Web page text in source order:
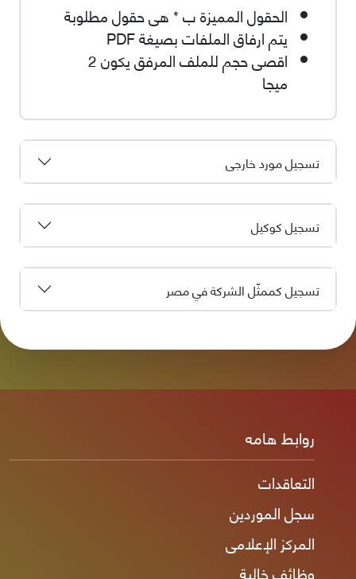
الحقول المميزة ب * هى حقول مطلوبة
يتم ارفاق الملفات بصيغة PDF
اقصى حجم للملف المرفق يكون 2
ميجا
تسجيل مورد خارجى
تسجيل كوكيل
تسجيل كممثّل الشركة في مصر
روابط هامه
التعاقدات
سجل الموردين
المركز الإعلامى
وظائف خالية